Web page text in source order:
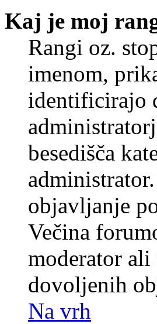
Kaj je moj
Rangi oz.
imenom,
identificirajo
besedišča
objavljanje
Večina
moderator
dovoljenih
Na vrh